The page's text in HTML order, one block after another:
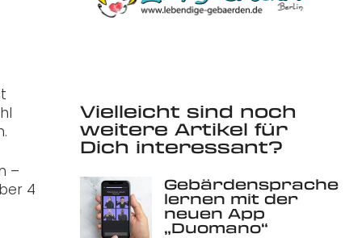
–
4
Vielleicht sind noch
weitere Artikel für
Dich interessant?
Gebärdensprache
lernen mit der
neuen App
„Duomano“